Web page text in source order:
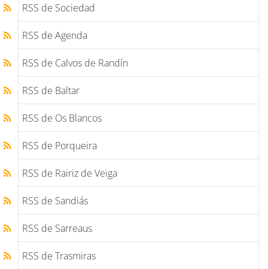
RSS de Sociedad
RSS de Agenda
RSS de Calvos de Randín
RSS de Baltar
RSS de Os Blancos
RSS de Porqueira
RSS de Rairiz de Veiga
RSS de Sandiás
RSS de Sarreaus
RSS de Trasmiras